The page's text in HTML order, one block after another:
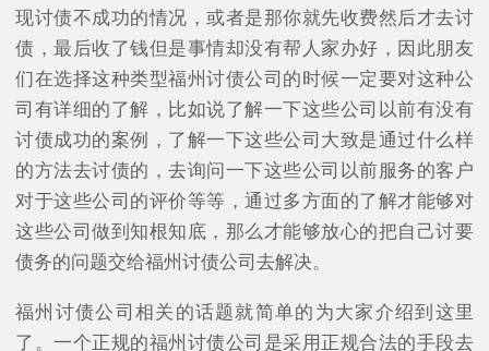
现讨债不成功的情况，或者是那你就先收费然后才去讨
债，最后收了钱但是事情却没有帮人家办好，因此朋友
们在选择这种类型福州讨债公司的时候一定要对这种公
司有详细的了解，比如说了解一下这些公司以前有没有
讨债成功的案例，了解一下这些公司大致是通过什么样
的方法去讨债的，去询问一下这些公司以前服务的客户
对于这些公司的评价等等，通过多方面的了解才能够对
这些公司做到知根知底，那么才能够放心的把自己讨要
债务的问题交给福州讨债公司去解决。
福州讨债公司相关的话题就简单的为大家介绍到这里
了。一个正规的福州讨债公司是采用正规合法的手段去